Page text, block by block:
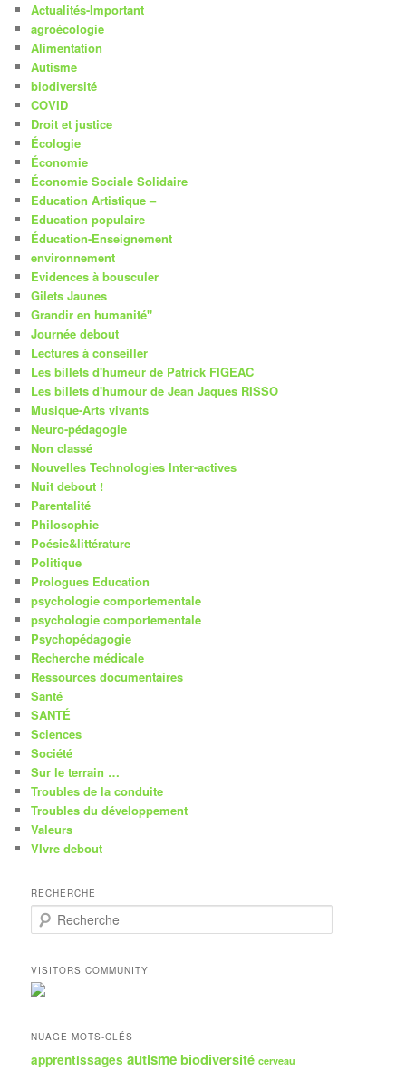
Actualités-Important
agroécologie
Alimentation
Autisme
biodiversité
COVID
Droit et justice
Écologie
Économie
Économie Sociale Solidaire
Education Artistique –
Education populaire
Éducation-Enseignement
environnement
Evidences à bousculer
Gilets Jaunes
Grandir en humanité"
Journée debout
Lectures à conseiller
Les billets d'humeur de Patrick FIGEAC
Les billets d'humour de Jean Jaques RISSO
Musique-Arts vivants
Neuro-pédagogie
Non classé
Nouvelles Technologies Inter-actives
Nuit debout !
Parentalité
Philosophie
Poésie&littérature
Politique
Prologues Education
psychologie comportementale
psychologie comportementale
Psychopédagogie
Recherche médicale
Ressources documentaires
Santé
SANTÉ
Sciences
Société
Sur le terrain …
Troubles de la conduite
Troubles du développement
Valeurs
VIvre debout
RECHERCHE
e
h
e
r
h
VISITORS COMMUNITY
NUAGE MOTS-CLÉS
apprentissages autisme biodiversité cerveau